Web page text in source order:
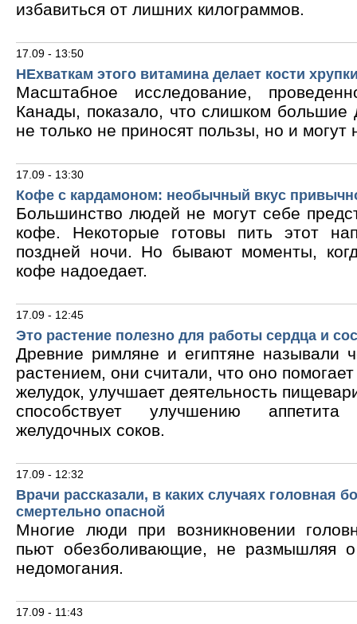
избавиться от лишних килограммов.
17.09 - 13:50
НЕхваткам этого витамина делает кости
Масштабное исследование,
Канады, показало, что слишком большие
не только не приносят пользы, но и могут
17.09 - 13:30
Кофе с кардамоном: необычный вкус
Большинство людей не могут себе
кофе. Некоторые готовы пить этот
поздней ночи. Но бывают моменты,
кофе надоедает.
17.09 - 12:45
Это растение полезно для работы сердца и
Древние римляне и египтяне называли
растением, они считали, что оно
желудок, улучшает деятельность
способствует улучшению
желудочных соков.
17.09 - 12:32
Врачи рассказали, в каких случаях головная
смертельно опасной
Многие люди при возникновении
пьют обезболивающие, не размышляя о
недомогания.
17.09 - 11:43